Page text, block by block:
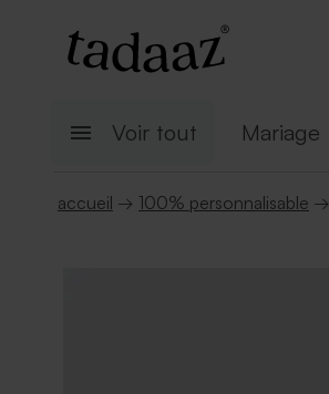
Voir tout Mariage
accueil → 100% personnalisable →